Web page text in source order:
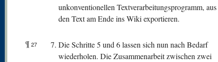
unkonventionellen Textverarbeitungsprogramm,
den Text am Ende ins Wiki exportieren.
¶ 27
Die Schritte 5 und 6 lassen sich nun nach Bedarf
wiederholen. Die Zusammenarbeit zwischen zwei